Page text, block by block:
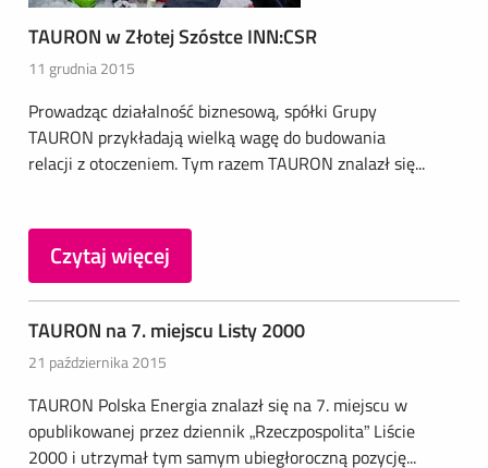
TAURON w Złotej Szóstce INN:CSR
11 grudnia 2015
Prowadząc działalność biznesową, spółki Grupy
TAURON przykładają wielką wagę do budowania
relacji z otoczeniem. Tym razem TAURON znalazł się...
Czytaj więcej
TAURON na 7. miejscu Listy 2000
21 października 2015
TAURON Polska Energia znalazł się na 7. miejscu w
opublikowanej przez dziennik „Rzeczpospolita” Liście
2000 i utrzymał tym samym ubiegłoroczną pozycję...